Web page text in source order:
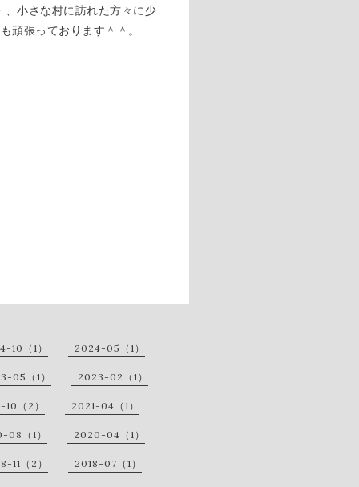
小さな村に訪れた方々に少
頑張っております＾＾。
10（1） 2024-05（1）
05（1） 2023-02（1）
10（2） 2021-04（1）
08（1） 2020-04（1）
11（2） 2018-07（1）